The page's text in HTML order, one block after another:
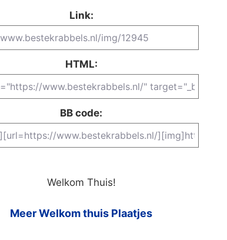
Link:
HTML:
BB code:
Welkom Thuis!
Meer Welkom thuis Plaatjes